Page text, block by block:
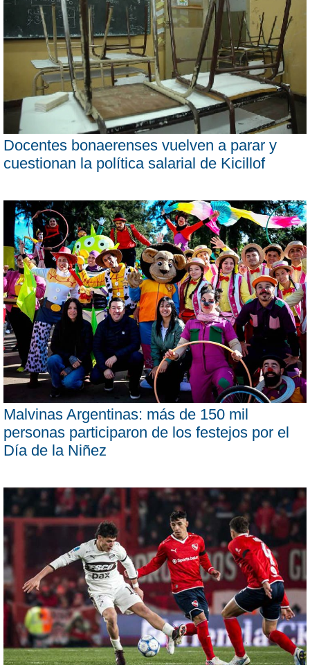
Docentes bonaerenses vuelven a parar y
cuestionan la política salarial de Kicillof
Malvinas Argentinas: más de 150 mil
personas participaron de los festejos por el
Día de la Niñez